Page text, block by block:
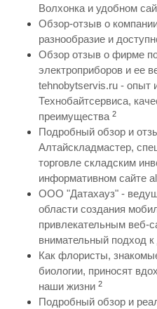
Волхонка и удобном
Обзор-отзыв о
разнообразие и
Обзор отзыв о фирме
электроприборов и ее
tehnobytservis.ru - опыт
Технобайтсервиса,
преимущества 2
Подробный обзор и
Алтайскладмастер,
торговле складским
информативном сайте
ООО "Датахауз" -
области создания
привлекательным веб-
внимательный подход
Как флористы,
биологии, приносят
наши жизни 2
Подробный обзор и